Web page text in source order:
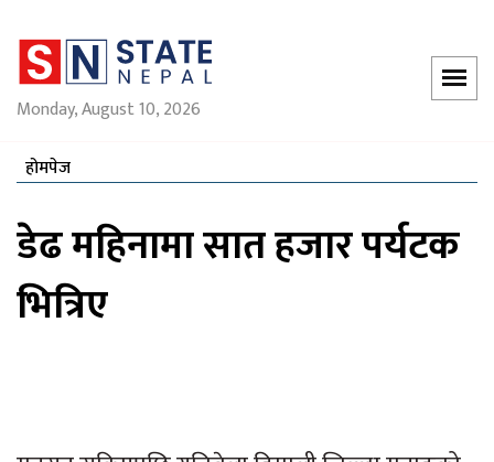
Monday, August 10, 2026
होमपेज
डेढ महिनामा सात हजार पर्यटक
भित्रिए